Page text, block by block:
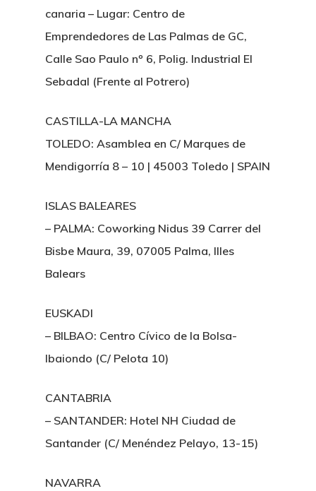
canaria – Lugar: Centro de
Emprendedores de Las Palmas de GC,
Calle Sao Paulo nº 6, Polig. Industrial El
Sebadal (Frente al Potrero)
CASTILLA-LA MANCHA
TOLEDO: Asamblea en C/ Marques de
Mendigorría 8 – 10 | 45003 Toledo | SPAIN
ISLAS BALEARES
– PALMA: Coworking Nidus 39 Carrer del
Bisbe Maura, 39, 07005 Palma, Illes
Balears
EUSKADI
– BILBAO: Centro Cívico de la Bolsa-
Ibaiondo (C/ Pelota 10)
CANTABRIA
– SANTANDER: Hotel NH Ciudad de
Santander (C/ Menéndez Pelayo, 13-15)
NAVARRA
¿Quiénes